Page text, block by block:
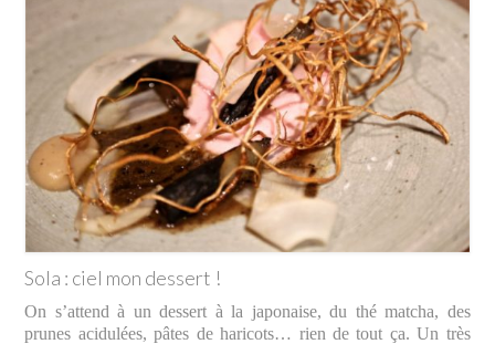
Sola : ciel mon dessert !
On s’attend à un dessert à la japonaise, du thé matcha, des
prunes acidulées, pâtes de haricots… rien de tout ça. Un très